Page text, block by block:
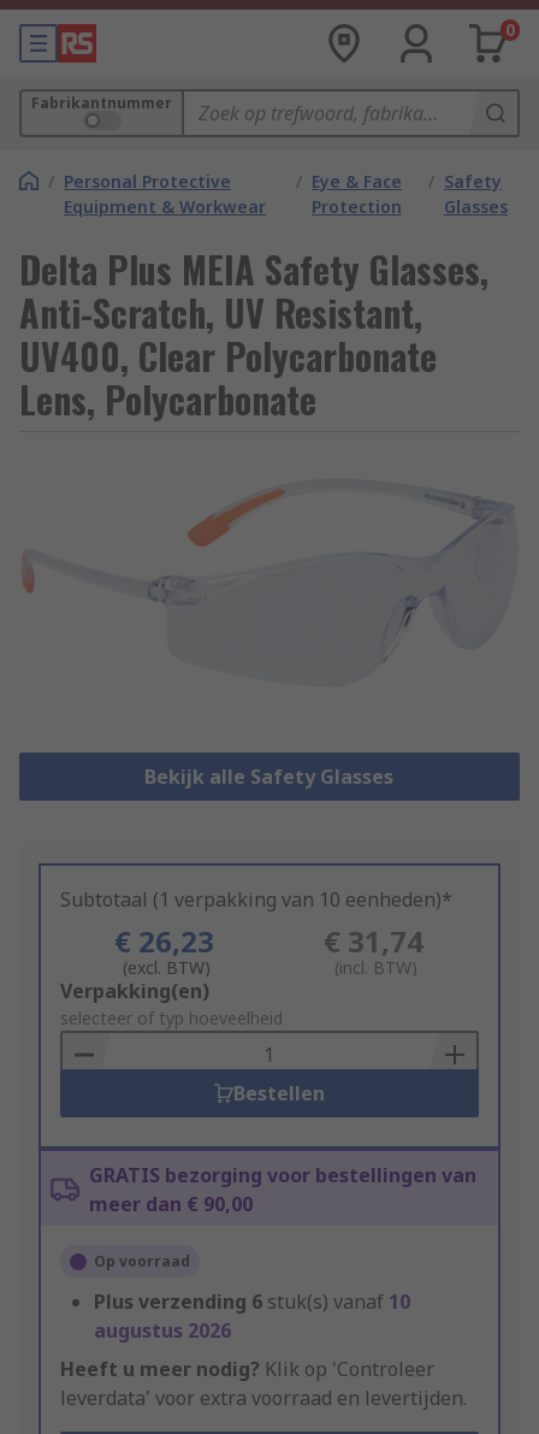
0
Fabrikantnummer
/ Personal Protective
Equipment & Workwear
/ Eye & Face
Protection
/ Safety
Glasses
Delta Plus MEIA Safety Glasses,
Anti-Scratch, UV Resistant,
UV400, Clear Polycarbonate
Lens, Polycarbonate
Bekijk alle Safety Glasses
Subtotaal (1 verpakking van 10 eenheden)*
€ 26,23
(excl. BTW)
€ 31,74
(incl. BTW)
Add
to
Basket
Verpakking(en)
selecteer of typ hoeveelheid
Bestellen
GRATIS bezorging voor bestellingen van
meer dan € 90,00
Op voorraad
Plus verzending 6 stuk(s) vanaf 10
augustus 2026
Heeft u meer nodig? Klik op 'Controleer
leverdata' voor extra voorraad en levertijden.